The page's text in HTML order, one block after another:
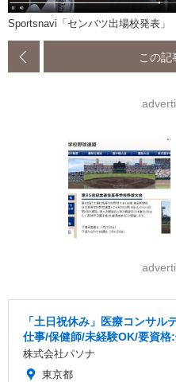
Sportsnavi「センバツ出場校発表」
この記
「土日祝休み」医療コンサル
仕事/保健師/未経験OK/要資格
株式会社パソナ
東京都